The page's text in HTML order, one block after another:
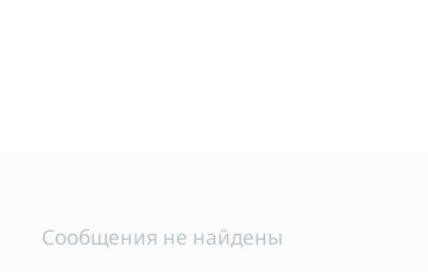
Сообщения не найдены